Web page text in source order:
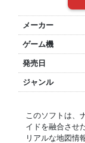
メーカー
ゲーム機
発売日
ジャンル
このソフトは、
イドを融合させ
リアルな地図情